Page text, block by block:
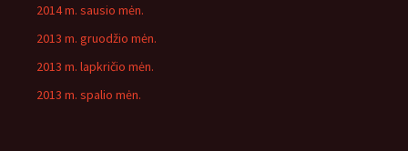
2014 m. sausio mėn.
2013 m. gruodžio mėn.
2013 m. lapkričio mėn.
2013 m. spalio mėn.